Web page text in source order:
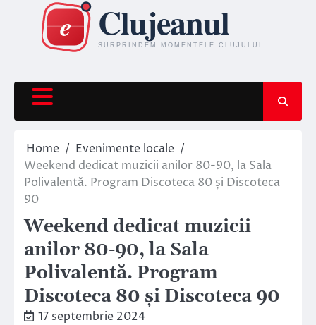
content
Home
Evenimente locale
Weekend dedicat muzicii anilor 80-90, la Sala
Polivalentă. Program Discoteca 80 și Discoteca
90
Weekend dedicat muzicii
anilor 80-90, la Sala
Polivalentă. Program
Discoteca 80 și Discoteca 90
17 septembrie 2024